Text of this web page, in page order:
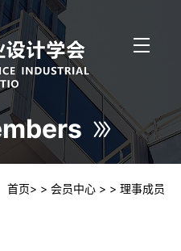
首页> > 会员中心 > > 理事成员